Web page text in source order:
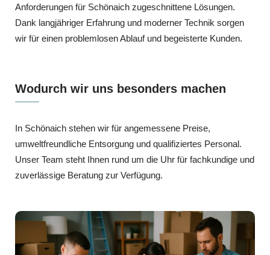
Anforderungen für Schönaich zugeschnittene Lösungen.
Dank langjähriger Erfahrung und moderner Technik sorgen
wir für einen problemlosen Ablauf und begeisterte Kunden.
Wodurch wir uns besonders machen
In Schönaich stehen wir für angemessene Preise,
umweltfreundliche Entsorgung und qualifiziertes Personal.
Unser Team steht Ihnen rund um die Uhr für fachkundige und
zuverlässige Beratung zur Verfügung.